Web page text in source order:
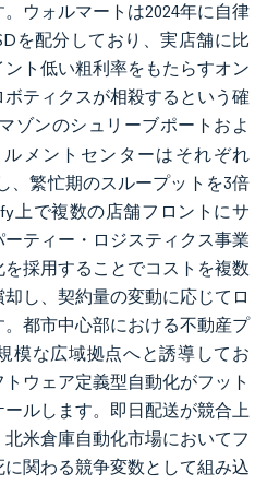
ウォルマートは2024年に自律
を配分しており、実店舗に比
ト低い粗利率をもたらすオン
ティクスが相殺するという確
ゾンのシュリーブポートおよ
メントセンターはそれぞれ
、繁忙期のスループットを3倍
上で複数の店舗フロントにサ
ティー・ロジスティクス事業
採用することでコストを複数
し、契約量の変動に応じてロ
都市中心部における不動産プ
模な広域拠点へと誘導してお
ウェア定義型自動化がフット
ルします。即日配送が競合上
米倉庫自動化市場においてフ
関わる競争変数として組み込